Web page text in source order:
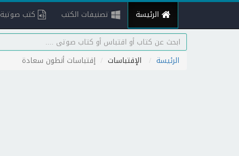
الرئيسة تصنيفات الكتب كتب صوتية
الرئيسة الإقتباسات إقتباسات أنطون سعادة